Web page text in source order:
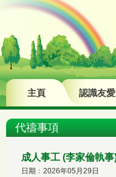
主頁 認識友愛
代禱事項
成人事工 (李家倫執
日期﹕2026年05月29日